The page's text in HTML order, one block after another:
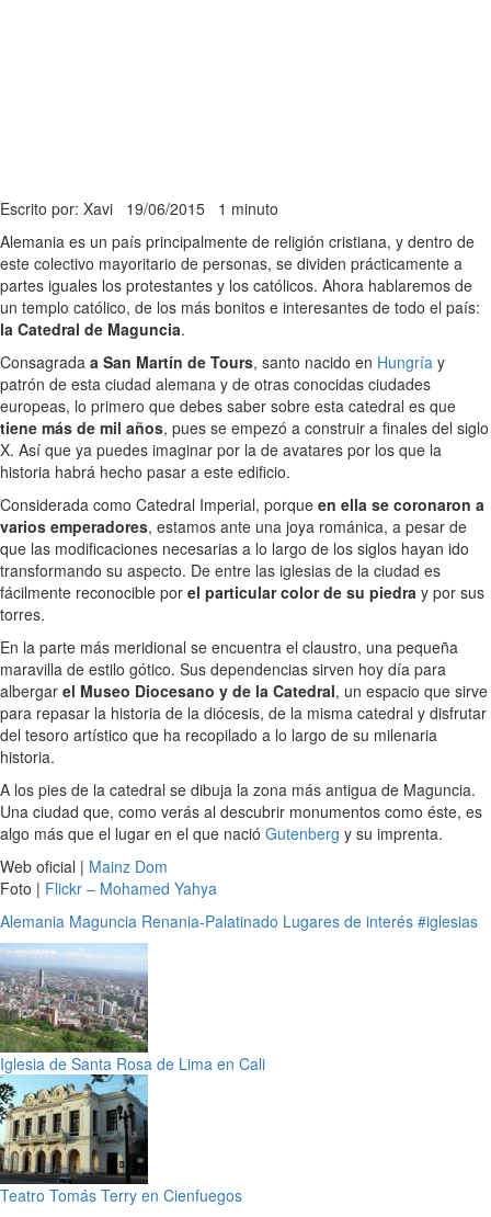
Escrito por: Xavi 19/06/2015 1 minuto
Alemania es un país principalmente de religión cristiana, y dentro de
este colectivo mayoritario de personas, se dividen prácticamente a
partes iguales los protestantes y los católicos. Ahora hablaremos de
un templo católico, de los más bonitos e interesantes de todo el país:
la Catedral de Maguncia.
Consagrada a San Martín de Tours, santo nacido en Hungría y
patrón de esta ciudad alemana y de otras conocidas ciudades
europeas, lo primero que debes saber sobre esta catedral es que
tiene más de mil años, pues se empezó a construir a finales del siglo
X. Así que ya puedes imaginar por la de avatares por los que la
historia habrá hecho pasar a este edificio.
Considerada como Catedral Imperial, porque en ella se coronaron a
varios emperadores, estamos ante una joya románica, a pesar de
que las modificaciones necesarias a lo largo de los siglos hayan ido
transformando su aspecto. De entre las iglesias de la ciudad es
fácilmente reconocible por el particular color de su piedra y por sus
torres.
En la parte más meridional se encuentra el claustro, una pequeña
maravilla de estilo gótico. Sus dependencias sirven hoy día para
albergar el Museo Diocesano y de la Catedral, un espacio que sirve
para repasar la historia de la diócesis, de la misma catedral y disfrutar
del tesoro artístico que ha recopilado a lo largo de su milenaria
historia.
A los pies de la catedral se dibuja la zona más antigua de Maguncia.
Una ciudad que, como verás al descubrir monumentos como éste, es
algo más que el lugar en el que nació Gutenberg y su imprenta.
Web oficial | Mainz Dom
Foto | Flickr – Mohamed Yahya
Alemania Maguncia Renania-Palatinado Lugares de interés #iglesias
Iglesia de Santa Rosa de Lima en Cali
Teatro Tomás Terry en Cienfuegos